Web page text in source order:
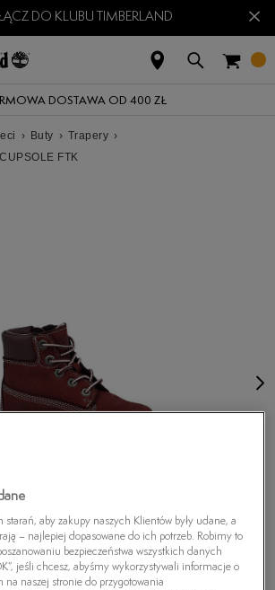
DO KLUBU TIMBERLAND ×
DOSTAWA OD 400 ZŁ
› Buty › Trapery ›
FTK
starań, aby zakupy naszych Klientów były udane, a
– najlepiej dopasowane do ich potrzeb. Robimy to
bezpieczeństwa wszystkich danych
jeśli chcesz, abyśmy wykorzystywali informacje o
na naszej stronie do przygotowania